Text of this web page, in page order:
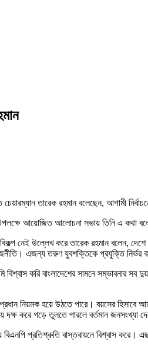
তারেক রহমান বলেছেন, আগামী
উপলক্ষে আয়োজিত আলোচনা সভায় তিনি এ কথা
নেই উল্লেখ করে তারেক রহমান বলেন,
রাজনীতি। এজন্য তরুণ যুবশক্তিকে প্রযুক্তি
করি বাংলাদেশের সামনে সম্ভাবনার
প্রধান নিয়মক হয়ে উঠতে পারে। বয়সের
দক্ষ করে গড়ে তুলতে পারলে বর্তমান জনসংখ্যা
প্রতিশ্রুতি বাস্তবায়নে বিশ্বাস করে।